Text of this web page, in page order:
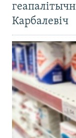
Карбалевіч